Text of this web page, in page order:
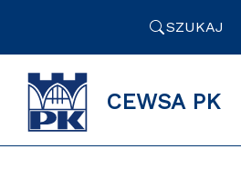
SZUKAJ
CEWSA PK